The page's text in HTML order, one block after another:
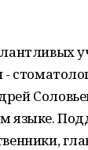
-
языке.